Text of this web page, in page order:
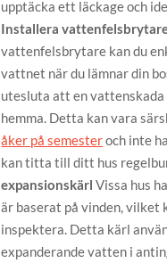
upptäcka ett läckage och
Installera
vattenfelsbrytare kan du
vattnet när du lämnar din
utesluta att en vattenskada
hemma. Detta kan vara
åker på semesteroch inte
kan titta till ditt hus
expansionskärl Vissa hus
är baserat på vinden, vilket
inspektera. Detta kärl
expanderande vatten i